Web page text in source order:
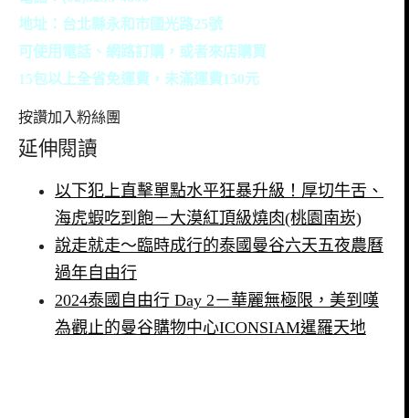
地址：台北縣永和市國光路25號
可使用電話、網路訂購，或者來店購買
15包以上全省免運費，未滿運費150元
按讚加入粉絲團
延伸閱讀
以下犯上直擊單點水平狂暴升級！厚切牛舌、
海虎蝦吃到飽－大漠紅頂級燒肉(桃園南崁)
說走就走～臨時成行的泰國曼谷六天五夜農曆
過年自由行
2024泰國自由行 Day 2－華麗無極限，美到嘆
為觀止的曼谷購物中心ICONSIAM暹羅天地